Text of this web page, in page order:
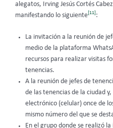
alegatos, Irving Jesús Cortés
manifestando lo siguiente [11] :
La invitación a la reunión de
medio de la plataforma
recursos para realizar visitas
tenencias.
A la reunión de jefes de
de las tenencias de la ciudad
electrónico (celular) once de
mismo número del que se
En el grupo donde se realizó